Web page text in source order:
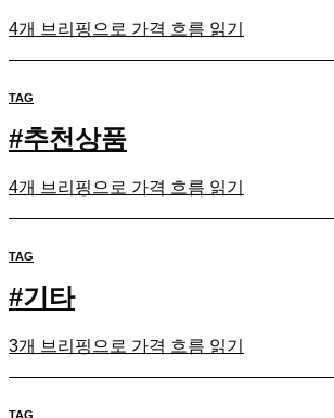
4개 브리핑으로 가격 흐름 읽기
TAG
#추천상품
4개 브리핑으로 가격 흐름 읽기
TAG
#기타
3개 브리핑으로 가격 흐름 읽기
TAG